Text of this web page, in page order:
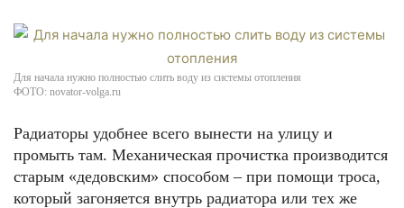
Для начала нужно полностью слить воду из системы отопления
ФОТО: novator-volga.ru
Радиаторы удобнее всего вынести на улицу и
промыть там. Механическая прочистка производится
старым «дедовским» способом – при помощи троса,
который загоняется внутрь радиатора или тех же